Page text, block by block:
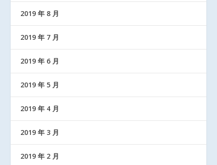
2019 年 8 月
2019 年 7 月
2019 年 6 月
2019 年 5 月
2019 年 4 月
2019 年 3 月
2019 年 2 月